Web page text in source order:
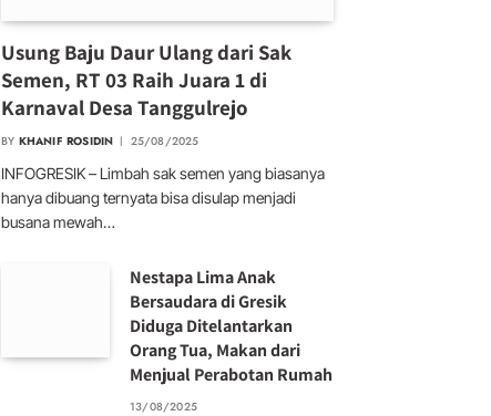
Usung Baju Daur Ulang dari Sak
Semen, RT 03 Raih Juara 1 di
Karnaval Desa Tanggulrejo
BY KHANIF ROSIDIN 25/08/2025
INFOGRESIK – Limbah sak semen yang biasanya
hanya dibuang ternyata bisa disulap menjadi
busana mewah…
Nestapa Lima Anak
Bersaudara di Gresik
Diduga Ditelantarkan
Orang Tua, Makan dari
Menjual Perabotan Rumah
13/08/2025